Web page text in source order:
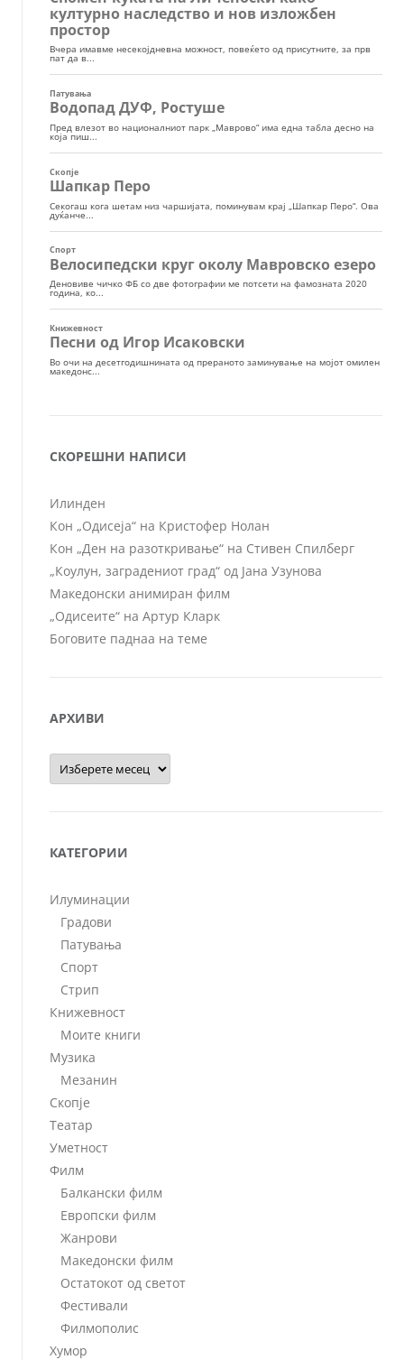
СКОРЕШНИ НАПИСИ
Илинден
Кон „Одисеја“ на Кристофер Нолан
Кон „Ден на разоткривање“ на Стивен Спилберг
„Коулун, заградениот град“ од Јана Узунова
Македонски анимиран филм
„Одисеите“ на Артур Кларк
Боговите паднаа на теме
АРХИВИ
Архиви
КАТЕГОРИИ
Илуминации
Градови
Патувања
Спорт
Стрип
Книжевност
Моите книги
Музика
Мезанин
Скопје
Театар
Уметност
Филм
Балкански филм
Европски филм
Жанрови
Македонски филм
Остатокот од светот
Фестивали
Филмополис
Хумор